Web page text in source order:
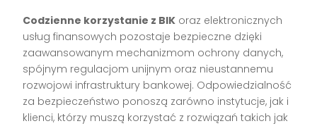
Codzienne korzystanie z BIK oraz elektronicznych
usług finansowych pozostaje bezpieczne dzięki
zaawansowanym mechanizmom ochrony danych,
spójnym regulacjom unijnym oraz nieustannemu
rozwojowi infrastruktury bankowej. Odpowiedzialność
za bezpieczeństwo ponoszą zarówno instytucje, jak i
klienci, którzy muszą korzystać z rozwiązań takich jak